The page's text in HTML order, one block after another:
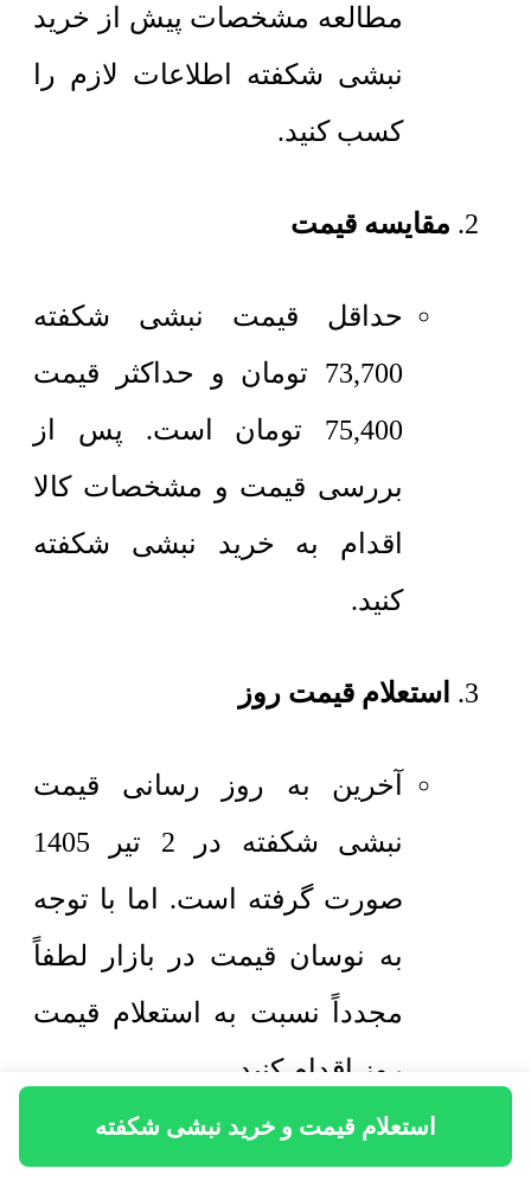
استعلام قیمت و خرید نبشی شکفته
مطالعه مشخصات پیش از خرید
نبشی شکفته اطلاعات لازم را
کسب کنید.
مقایسه قیمت
حداقل قیمت نبشی شکفته
73,700
تومان و حداکثر قیمت
75,400
تومان است. پس از
بررسی قیمت و مشخصات کالا
اقدام به خرید نبشی شکفته
کنید.
استعلام قیمت روز
آخرین به روز رسانی قیمت
نبشی شکفته در 2 تیر 1405
صورت گرفته است. اما با توجه
به نوسان قیمت در بازار لطفاً
مجدداً نسبت به استعلام قیمت
روز اقدام کنید.
موجودی انبار